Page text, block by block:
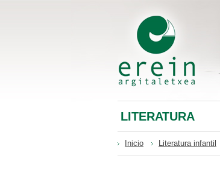
LITERATURA
Inicio Literatura infantil